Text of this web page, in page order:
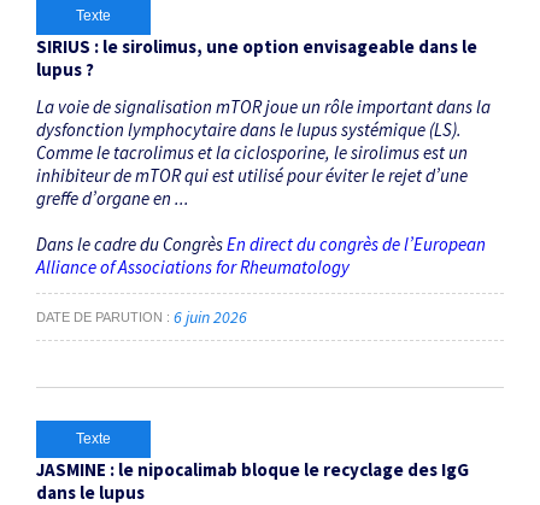
Texte
SIRIUS : le sirolimus, une option envisageable dans le
lupus ?
La voie de signalisation mTOR joue un rôle important dans la
dysfonction lymphocytaire dans le lupus systémique (LS).
Comme le tacrolimus et la ciclosporine, le sirolimus est un
inhibiteur de mTOR qui est utilisé pour éviter le rejet d’une
greffe d’organe en ...
Dans le cadre du CongrèsEn direct du congrès de l’European
Alliance of Associations for Rheumatology
DATE DE PARUTION 6 juin 2026
Texte
JASMINE : le nipocalimab bloque le recyclage des IgG
dans le lupus